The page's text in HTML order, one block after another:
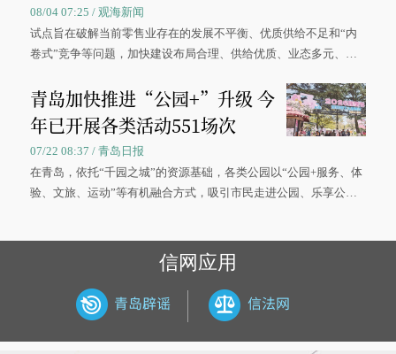
08/04 07:25 / 观海新闻
试点旨在破解当前零售业存在的发展不平衡、优质供给不足和“内
卷式”竞争等问题，加快建设布局合理、供给优质、业态多元、智
青岛加快推进“公园+”升级 今
年已开展各类活动551场次
07/22 08:37 / 青岛日报
在青岛，依托“千园之城”的资源基础，各类公园以“公园+服务、体
验、文旅、运动”等有机融合方式，吸引市民走进公园、乐享公
信网应用